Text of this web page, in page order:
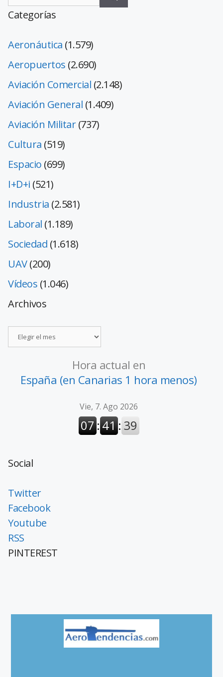
Categorías
Aeronáutica (1.579)
Aeropuertos (2.690)
Aviación Comercial (2.148)
Aviación General (1.409)
Aviación Militar(737)
Cultura (519)
Espacio (699)
I+D+i (521)
Industria (2.581)
Laboral (1.189)
Sociedad (1.618)
UAV(200)
Vídeos (1.046)
Archivos
Hora actual en
España (en Canarias 1 hora menos)
Social
Twitter
Facebook
Youtube
RSS
PINTEREST